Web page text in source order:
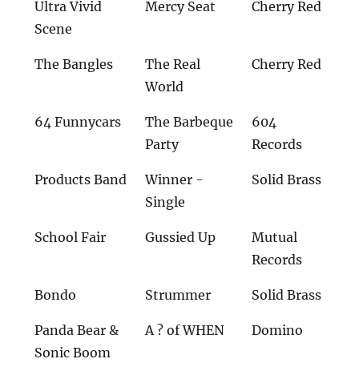
Ultra Vivid
Scene
Mercy Seat Cherry Red
The Bangles
The Real
World
Cherry Red
64 Funnycars
The Barbeque
Party
604
Records
Products Band
Winner -
Single
Solid Brass
School Fair Gussied Up
Mutual
Records
Bondo Strummer Solid Brass
Panda Bear &
Sonic Boom
A ? of WHEN Domino